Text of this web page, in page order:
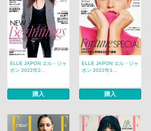
ELLE JAPON エル・ジャ
ポン 2022年2...
購入
ELLE JAPON エル・ジャ
ポン 2022年1...
購入